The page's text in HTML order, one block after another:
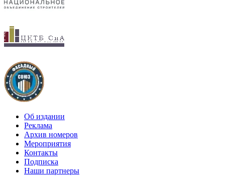
Об издании
Реклама
Архив номеров
Мероприятия
Контакты
Подписка
Наши партнеры